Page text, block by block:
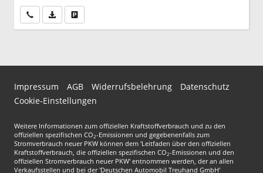
Wir rufen Sie anPDF-Datei, Fahrzeugexposé drucken
Impressum AGB Widerrufsbelehrung
Datenschutz
Cookie-Einstellungen
Weitere Informationen zum offiziellen Kraftstoffverbrauch und zu den
offiziellen spezifischen CO2-Emissionen und gegebenenfalls zum
Stromverbrauch neuer PKW können dem 'Leitfaden über den offiziellen
Kraftstoffverbrauch, die offiziellen spezifischen CO2-Emissionen und den
offiziellen Stromverbrauch neuer PKW' entnommen werden, der an allen
Verkaufsstellen und bei der 'Deutschen Automobil Treuhand GmbH'